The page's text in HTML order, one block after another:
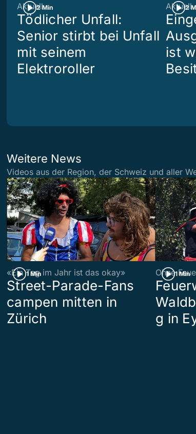
2 Min
Aktuell
Tödlicher Unfall:
Senior stirbt bei Unfall
mit seinem
Elektroroller
2
Aktuell
ist
Weitere News
Videos aus der Region, der Schweiz und aller
1 Min
«Ein Tag im Jahr ist das okay»
Street-Parade-Fans
campen mitten in
Zürich
1 Min
Ohne
g in